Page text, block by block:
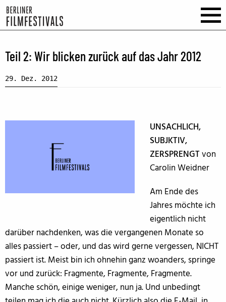
Teil 2: Wir blicken zurück auf das Jahr 2012
29. Dez. 2012
UNSACHLICH,
SUBJKTIV,
ZERSPRENGTvon
Carolin Weidner
Am Ende des
Jahres möchte ich
eigentlich nicht
darüber nachdenken, was die vergangenen Monate so
alles passiert – oder, und das wird gerne vergessen, NICHT
passiert ist. Meist bin ich ohnehin ganz woanders, springe
vor und zurück: Fragmente, Fragmente, Fragmente.
Manche schön, einige weniger, nun ja. Und unbedingt